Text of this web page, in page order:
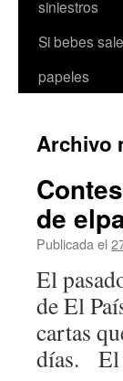
siniestros
Si bebes
papeles
Archivo
de
Publicada el
El
de El
cartas
días. El